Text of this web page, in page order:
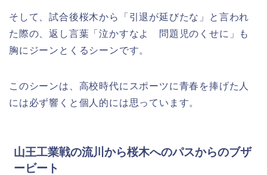
そして、試合後桜木から「引退が延びたな」と言われ
た際の、返し言葉「泣かすなよ 問題児のくせに」も
胸にジーンとくるシーンです。
このシーンは、高校時代にスポーツに青春を捧げた人
には必ず響くと個人的には思っています。
山王工業戦の流川から桜木へのパスからのブザ
ービート